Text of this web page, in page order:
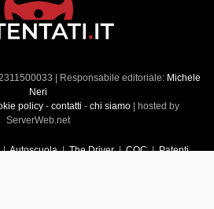
| Responsabile editoriale: Michele
Neri
policy- contatti - chi siamo| hosted by
ServerWeb.net
Autoscuola|The Driver|CQC|Patenti